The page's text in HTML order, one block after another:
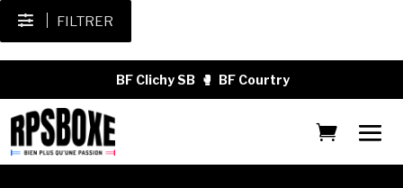
FILTRER
BF Clichy SB 🥊 BF Courtry